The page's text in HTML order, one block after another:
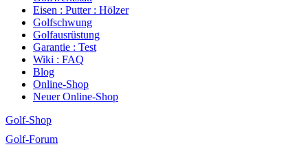
Eisen : Putter : Hölzer
Golfschwung
Golfausrüstung
Garantie : Test
Wiki : FAQ
Blog
Online-Shop
Neuer Online-Shop
Golf-Shop
Golf-Forum